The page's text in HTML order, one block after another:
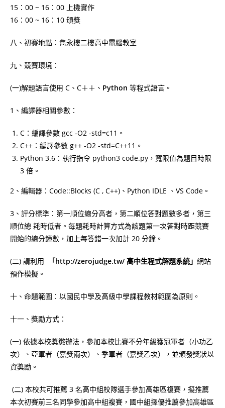
15：00 ~ 16：00 上機實作
16：00 ~ 16：10 頒獎
八、初賽地點：雋永樓二樓高中電腦教室
九、競賽環境：
(一)解題語言使用 C、C＋＋、 Python 等程式語言。
1、編譯器相關參數：
C：編譯參數 gcc -O2 -std=c11。
C++：編譯參數 g++ -O2 -std=C++11。
Python 3.6：執行指令 python3 code.py，寬限值為題目時限
3 倍。
2、編輯器：Code::Blocks (C , C++)、Python IDLE 、VS Code。
3、評分標準：第一順位總分高者，第二順位答對題數多者，第三
順位總 耗時低者。每題耗時計算方式為該題第一次答對時距競賽
開始的總分鐘數，加上每答錯一次加計 20 分鐘。
(二) 請利用 「http://zerojudge.tw/高中生程式解題系統」 網站
預作模擬。
十、命題範圍：以國民中學及高級中學課程教材範圍為原則。
十一、獎勵方式：
(一) 依據本校獎懲辦法，參加本校比賽不分年級獲冠軍者（小功乙
次）、亞軍者（嘉獎兩次）、季軍者（嘉獎乙次），並頒發獎狀以
資獎勵。
(二) 本校共可推薦 3 名高中組校隊選手參加高雄區複賽，擬推薦
本次初賽前三名同學參加高中組複賽，國中組擇優推薦參加高雄區